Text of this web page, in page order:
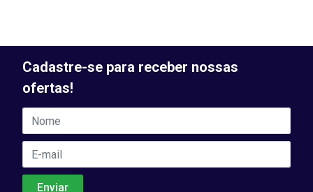
Cadastre-se para receber nossas
ofertas!